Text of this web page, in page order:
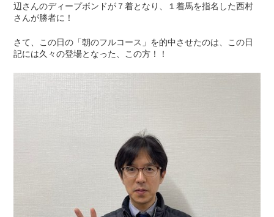
辺さんのディープボンドが７着となり、１着馬を指名した西村
さんが勝者に！
さて、この日の「朝のフルコース」を的中させたのは、この日
記には久々の登場となった、この方！！